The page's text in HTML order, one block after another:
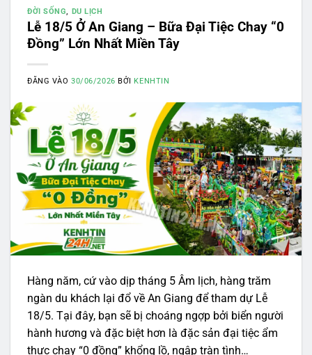
ĐỜI SỐNG, DU LỊCH
Lễ 18/5 Ở An Giang – Bữa Đại Tiệc Chay “0
Đồng” Lớn Nhất Miền Tây
ĐĂNG VÀO30/06/2026 BỞI KENHTIN
Hàng năm, cứ vào dịp tháng 5 Âm lịch, hàng trăm
ngàn du khách lại đổ về An Giang để tham dự Lễ
18/5. Tại đây, bạn sẽ bị choáng ngợp bởi biển người
hành hương và đặc biệt hơn là đặc sản đại tiệc ẩm
thực chay “0 đồng” khổng lồ, ngập tràn tình…